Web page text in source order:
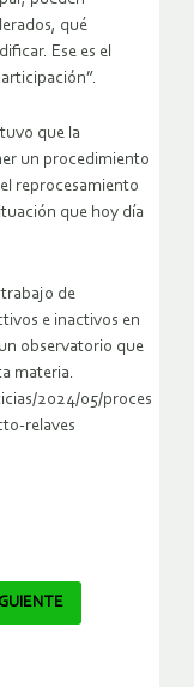
qué
Ese es el
que la
un procedimiento
reprocesamiento
que hoy día
de
e inactivos en
observatorio que
materia.
2024/05/proces
relaves